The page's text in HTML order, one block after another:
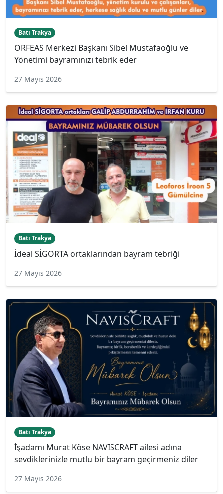
Batı Trakya
ORFEAS Merkezi Başkanı Sibel Mustafaoğlu ve
Yönetimi bayramınızı tebrik eder
27 Mayıs 2026
Batı Trakya
İdeal SİGORTA ortaklarından bayram tebriği
27 Mayıs 2026
Batı Trakya
İşadamı Murat Köse NAVISCRAFT ailesi adına
sevdiklerinizle mutlu bir bayram geçirmeniz diler
27 Mayıs 2026